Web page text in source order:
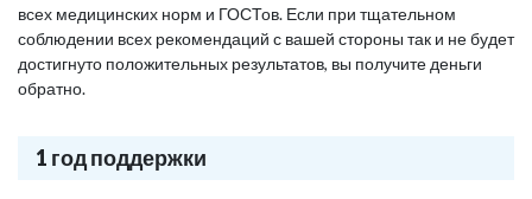
всех медицинских норм и ГОСТов. Если при тщательном
соблюдении всех рекомендаций с вашей стороны так и не будет
достигнуто положительных результатов, вы получите деньги
обратно.
1 год поддержки